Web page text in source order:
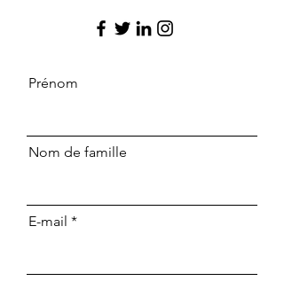
Prénom
Nom de famille
E-mail